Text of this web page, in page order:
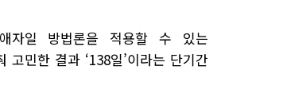
자일 방법론을 적용할 수 있는
고민한 결과 ‘138일’이라는 단기간